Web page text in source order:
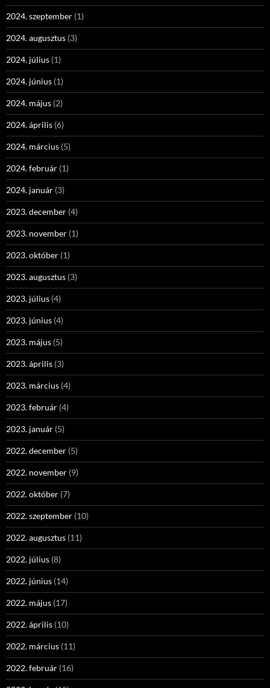
2024. szeptember (1)
2024. augusztus (3)
2024. július (1)
2024. június (1)
2024. május (2)
2024. április (6)
2024. március (5)
2024. február (1)
2024. január (3)
2023. december (4)
2023. november (1)
2023. október (1)
2023. augusztus (3)
2023. július (4)
2023. június (4)
2023. május (5)
2023. április (3)
2023. március (4)
2023. február (4)
2023. január (5)
2022. december (5)
2022. november (9)
2022. október (7)
2022. szeptember (10)
2022. augusztus (11)
2022. július (8)
2022. június (14)
2022. május (17)
2022. április (10)
2022. március (11)
2022. február (16)